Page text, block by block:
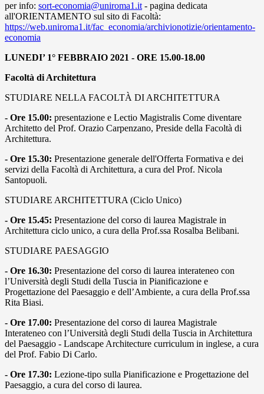
per info: sort-economia@uniroma1.it - pagina dedicata
all'ORIENTAMENTO sul sito di Facoltà:
https://web.uniroma1.it/fac_economia/archivionotizie/orientamento-
economia
LUNEDI’ 1° FEBBRAIO 2021 - ORE 15.00-18.00
Facoltà di Architettura
STUDIARE NELLA FACOLTÀ DI ARCHITETTURA
- Ore 15.00: presentazione e Lectio Magistralis Come diventare
Architetto del Prof. Orazio Carpenzano, Preside della Facoltà di
Architettura.
- Ore 15.30: Presentazione generale dell'Offerta Formativa e dei
servizi della Facoltà di Architettura, a cura del Prof. Nicola
Santopuoli.
STUDIARE ARCHITETTURA (Ciclo Unico)
- Ore 15.45: Presentazione del corso di laurea Magistrale in
Architettura ciclo unico, a cura della Prof.ssa Rosalba Belibani.
STUDIARE PAESAGGIO
- Ore 16.30: Presentazione del corso di laurea interateneo con
l’Università degli Studi della Tuscia in Pianificazione e
Progettazione del Paesaggio e dell’Ambiente, a cura della Prof.ssa
Rita Biasi.
- Ore 17.00: Presentazione del corso di laurea Magistrale
Interateneo con l’Università degli Studi della Tuscia in Architettura
del Paesaggio - Landscape Architecture curriculum in inglese, a cura
del Prof. Fabio Di Carlo.
- Ore 17.30: Lezione-tipo sulla Pianificazione e Progettazione del
Paesaggio, a cura del corso di laurea.